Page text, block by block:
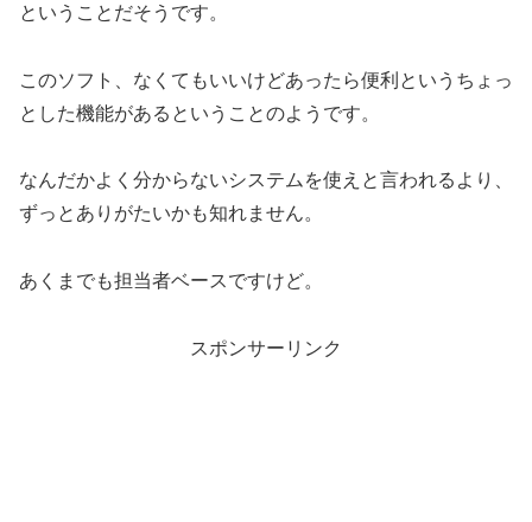
ということだそうです。
このソフト、なくてもいいけどあったら便利というちょっ
とした機能があるということのようです。
なんだかよく分からないシステムを使えと言われるより、
ずっとありがたいかも知れません。
あくまでも担当者ベースですけど。
スポンサーリンク